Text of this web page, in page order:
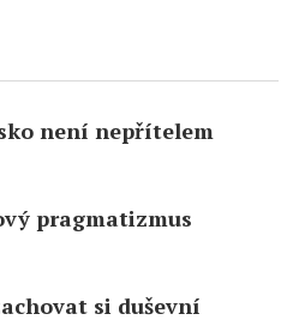
není nepřítelem
pragmatizmus
si duševní